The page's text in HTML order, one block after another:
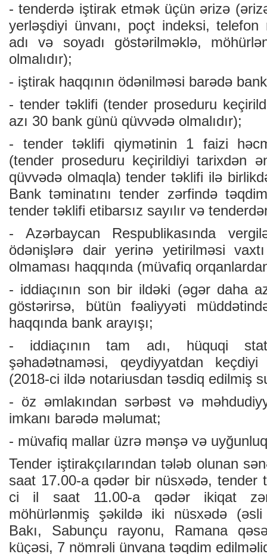
- tenderdə iştirak etmək üçün ərizə
yerləşdiyi ünvanı, poçt indeksi, telefon
adı və soyadı göstərilməklə,
olmalıdır);
- iştirak haqqının ödənilməsi barədə
- tender təklifi (tender proseduru
azı 30 bank günü qüvvədə olmalıdır);
- tender təklifi qiymətinin 1 faizi
(tender proseduru keçirildiyi tarixdən
qüvvədə olmaqla) tender təklifi ilə
Bank təminatını tender zərfində
tender təklifi etibarsız sayılır və
- Azərbaycan Respublikasında
ödənişlərə dair yerinə yetirilməsi
olmaması haqqında (müvafiq
- iddiaçının son bir ildəki (əgər daha
göstərirsə, bütün fəaliyyəti
haqqında bank arayışı;
- iddiaçının tam adı, hüquqi
şəhadətnaməsi, qeydiyyatdan
(2018-ci ildə notariusdan təsdiq edilmiş
- öz əmlakından sərbəst və
imkanı barədə məlumat;
- müvafiq mallar üzrə mənşə və
Tender iştirakçılarından tələb olunan
saat 17.00-a qədər bir nüsxədə, tender
ci il saat 11.00-a qədər ikiqat
möhürlənmiş şəkildə iki nüsxədə
Bakı, Sabunçu rayonu, Ramana
küçəsi, 7 nömrəli ünvana təqdim